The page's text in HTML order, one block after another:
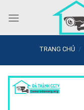
TRANG CHỦ /